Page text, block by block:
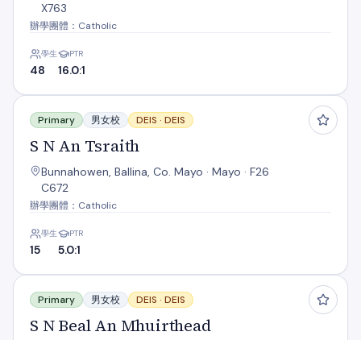
X763
辦學團體：Catholic
學生
48
PTR
16.0:1
S N An Tsraith
Primary 男女校 DEIS · DEIS
S N An Tsraith
Bunnahowen, Ballina, Co. Mayo · Mayo · F26
C672
辦學團體：Catholic
學生
15
PTR
5.0:1
S N Beal An Mhuirthead
Primary 男女校 DEIS · DEIS
S N Beal An Mhuirthead